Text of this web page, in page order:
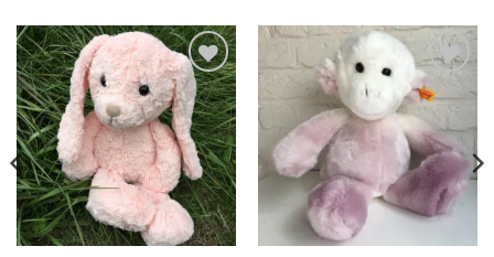
Toevoegen
aan
verlanglijst
Toevoegen
aan
verlanglijst